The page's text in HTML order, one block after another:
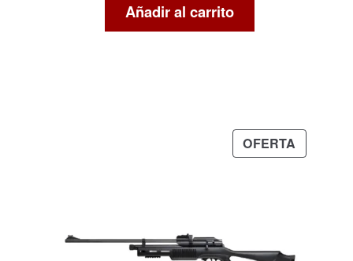
original
era:
es:
Añadir al carrito
OFERTA
EN